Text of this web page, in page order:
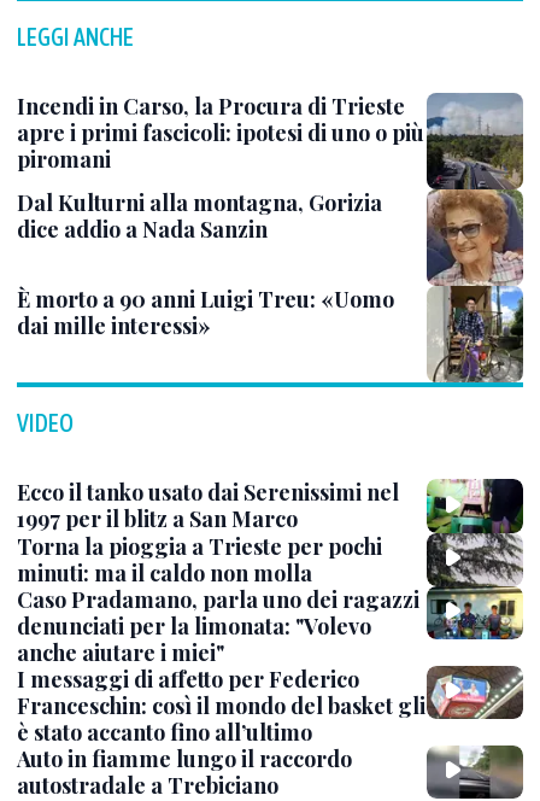
LEGGI ANCHE
Incendi in Carso, la Procura di Trieste
apre i primi fascicoli: ipotesi di uno o più
piromani
Dal Kulturni alla montagna, Gorizia
dice addio a Nada Sanzin
È morto a 90 anni Luigi Treu: «Uomo
dai mille interessi»
VIDEO
Ecco il tanko usato dai Serenissimi nel
1997 per il blitz a San Marco
Torna la pioggia a Trieste per pochi
minuti: ma il caldo non molla
Caso Pradamano, parla uno dei ragazzi
denunciati per la limonata: "Volevo
anche aiutare i miei"
I messaggi di affetto per Federico
Franceschin: così il mondo del basket gli
è stato accanto fino all’ultimo
Auto in fiamme lungo il raccordo
autostradale a Trebiciano